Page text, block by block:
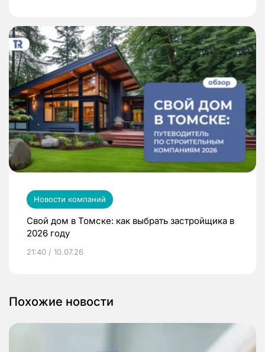
Новости компаний
Свой дом в Томске: как выбрать застройщика в
2026 году
21:40 / 10.07.26
Похожие новости